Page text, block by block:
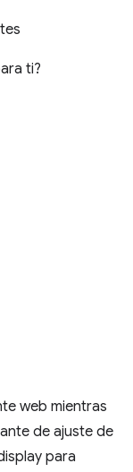
ti?
web mientras
de ajuste de
para